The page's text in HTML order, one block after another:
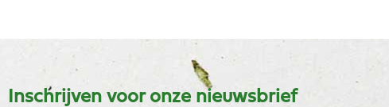
Inschrijven voor onze nieuwsbrief